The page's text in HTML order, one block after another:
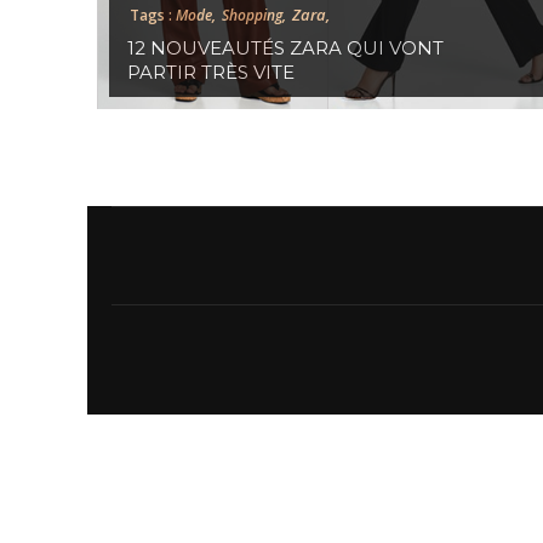
Tags : Mode, Shopping, Zara,
12 NOUVEAUTÉS ZARA QUI VONT
PARTIR TRÈS VITE